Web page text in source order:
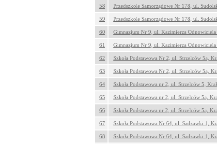
58
Przedszkole Samorządowe Nr 178, ul.
59 Przedszkole Samorządowe Nr 178, ul.
60 Gimnazjum Nr 9, ul. Kazimierza
61 Gimnazjum Nr 9, ul. Kazimierza
62 Szkoła Podstawowa Nr 2, ul. Strzelców 5a,
63 Szkoła Podstawowa Nr 2, ul. Strzelców 5a,
64 Szkoła Podstawowa nr 2, ul. Strzelców 5,
65 Szkoła Podstawowa nr 2, ul. Strzelców 5a,
66 Szkoła Podstawowa nr 2, ul. Strzelców 5a,
67 Szkoła Podstawowa Nr 64, ul. Sadzawki 1,
68 Szkoła Podstawowa Nr 64, ul. Sadzawki 1,